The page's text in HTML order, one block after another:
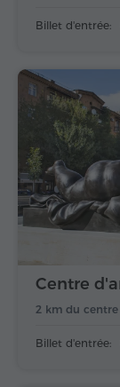
Billet d'entrée:
2 km du centre
Centre
Billet d'entrée: